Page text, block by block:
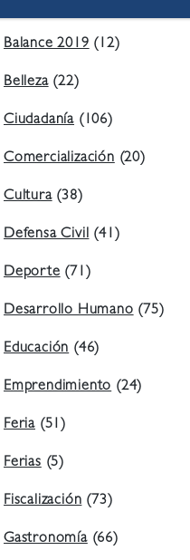
Balance 2019(12)
Belleza(22)
Ciudadanía (106)
Comercialización(20)
Cultura(38)
Defensa Civil(41)
Deporte(71)
Desarrollo Humano(75)
Educación(46)
Emprendimiento(24)
Feria (51)
Ferias(5)
Fiscalización(73)
Gastronomía(66)